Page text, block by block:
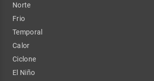
Norte
Frio
Temporal
Calor
Ciclone
El Niño